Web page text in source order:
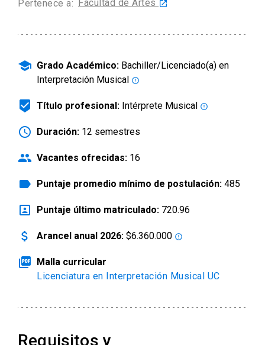
Pertenece a: Facultad de Artes launch
school Grado Académico: Bachiller/Licenciado(a) en
Interpretación Musical error_outline
beenhere Título profesional: Intérprete Musical error_outline
schedule Duración: 12 semestres
people Vacantes ofrecidas: 16
label Puntaje promedio mínimo de postulación: 485
portrait Puntaje último matriculado: 720.96
attach_money Arancel anual 2026: $6.360.000 error_outline
picture_as_pdf Malla curricular
Licenciatura en Interpretación Musical UC
Requisitos y